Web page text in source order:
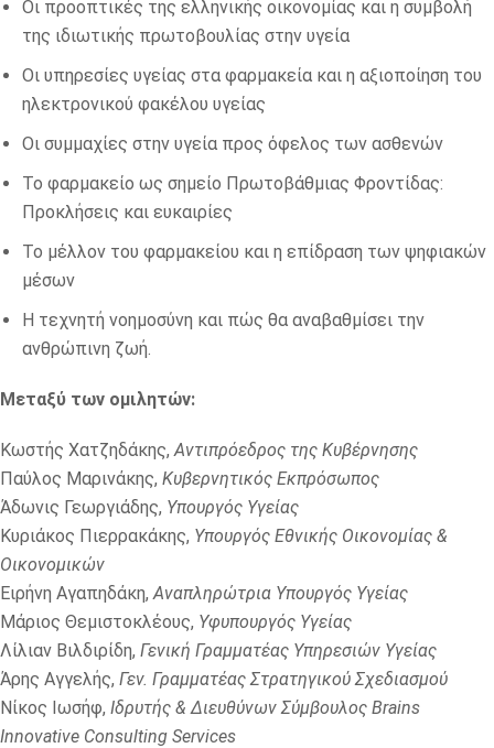
Οι προοπτικές της ελληνικής οικονομίας και η συμβολή
της ιδιωτικής πρωτοβουλίας στην υγεία
Οι υπηρεσίες υγείας στα φαρμακεία και η αξιοποίηση του
ηλεκτρονικού φακέλου υγείας
Οι συμμαχίες στην υγεία προς όφελος των ασθενών
Το φαρμακείο ως σημείο Πρωτοβάθμιας Φροντίδας:
Προκλήσεις και ευκαιρίες
Το μέλλον του φαρμακείου και η επίδραση των ψηφιακών
μέσων
Η τεχνητή νοημοσύνη και πώς θα αναβαθμίσει την
ανθρώπινη ζωή.
Μεταξύ των ομιλητών:
Κωστής Χατζηδάκης,Αντιπρόεδρος της Κυβέρνησης
Παύλος Μαρινάκης, Κυβερνητικός Εκπρόσωπος
Άδωνις Γεωργιάδης, Υπουργός Υγείας
Κυριάκος Πιερρακάκης, Υπουργός Εθνικής Οικονομίας &
Οικονομικών
Ειρήνη Αγαπηδάκη,Αναπληρώτρια Υπουργός Υγείας
Μάριος Θεμιστοκλέους, Υφυπουργός Υγείας
Λίλιαν Βιλδιρίδη, Γενική Γραμματέας Υπηρεσιών Υγείας
Άρης Αγγελής, Γεν. Γραμματέας Στρατηγικού Σχεδιασμού
Νίκος Ιωσήφ, Ιδρυτής & Διευθύνων Σύμβουλος Brains
Innovative Consulting Services